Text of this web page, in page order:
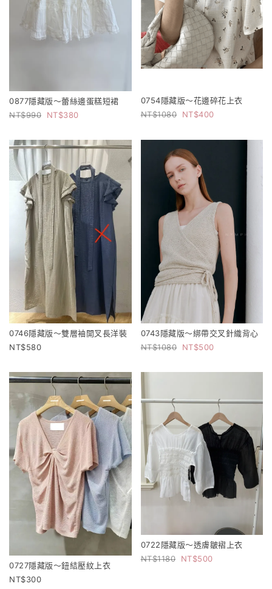
0877隱藏版～蕾絲邊蛋糕短裙
990
380
0754隱藏版～花邊碎花上衣
1080
400
0746隱藏版～雙層袖開叉長洋裝
580
0743隱藏版～綁帶交叉針織背心
1080
500
0727隱藏版～鈕結壓紋上衣
300
0722隱藏版～透膚皺褶上衣
1180
500